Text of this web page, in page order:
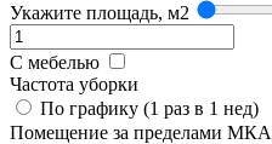
Укажите площадь, м2
С мебелью
Частота уборки
По графику (1 раз в 1 нед)
Помещение за пределами